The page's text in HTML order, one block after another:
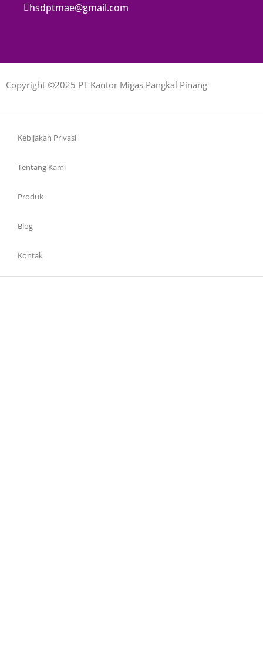
hsdptmae@gmail.com
Copyright ©2025 PT Kantor Migas Pangkal Pinang
Kebijakan Privasi
Tentang Kami
Produk
Blog
Kontak